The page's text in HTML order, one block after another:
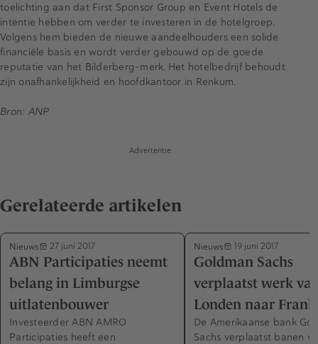
toelichting aan dat First Sponsor Group en Event Hotels de
intentie hebben om verder te investeren in de hotelgroep.
Volgens hem bieden de nieuwe aandeelhouders een solide
financiële basis en wordt verder gebouwd op de goede
reputatie van het Bilderberg-merk. Het hotelbedrijf behoudt
zijn onafhankelijkheid en hoofdkantoor in Renkum.
Bron: ANP
Advertentie
Gerelateerde artikelen
Nieuws 27 juni 2017
ABN Participaties neemt
belang in Limburgse
uitlatenbouwer
Investeerder ABN AMRO
Participaties heeft een
Nieuws 19 juni 2017
Goldman Sachs
verplaatst werk
Londen naar
De Amerikaanse bank
Sachs verplaatst banen